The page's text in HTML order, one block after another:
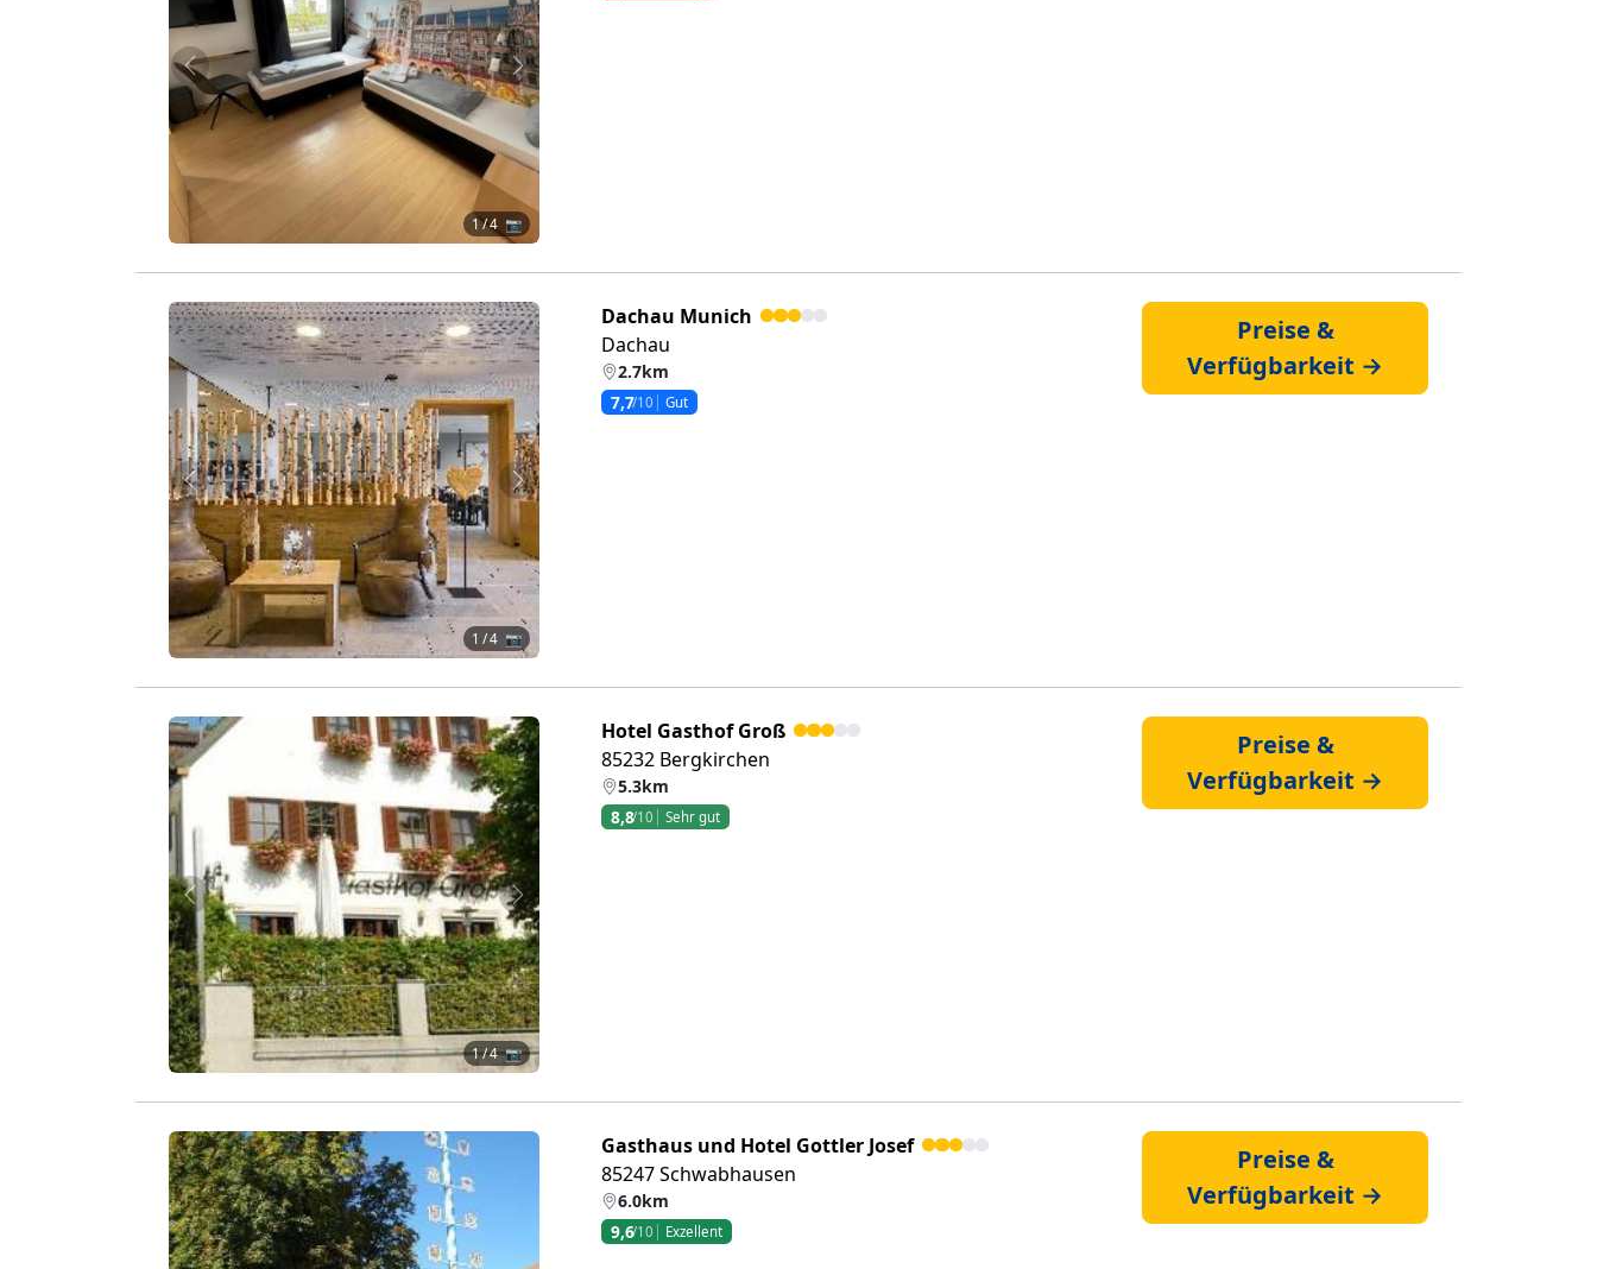
Zurück Weiter
1/ 4 📷
Zurück Weiter
1 / 4 📷
Dachau Munich
Dachau
2.7km
7,7/10 Gut
Preise &
Verfügbarkeit →
Zurück Weiter
1/ 4 📷
Hotel Gasthof Groß
85232 Bergkirchen
5.3km
8,8/10 Sehr gut
Preise &
Verfügbarkeit →
Gasthaus und Hotel Gottler Josef
85247 Schwabhausen
6.0km
9,6/10 Exzellent
Preise &
Verfügbarkeit →